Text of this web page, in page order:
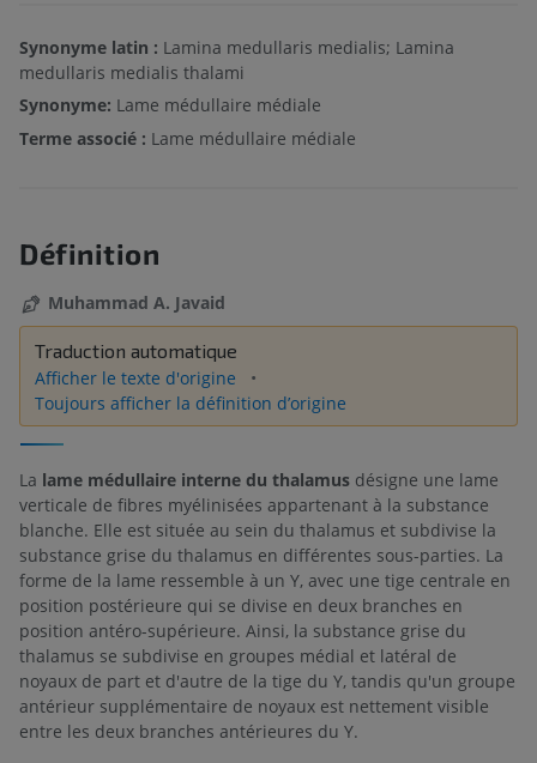
Synonyme latin : Lamina medullaris medialis; Lamina
medullaris medialis thalami
Synonyme: Lame médullaire médiale
Terme associé : Lame médullaire médiale
Définition
Muhammad A. Javaid
Traduction automatique
Afficher le texte d'origine
Toujours afficher la définition d’origine
La lame médullaire interne du thalamus désigne une lame
verticale de fibres myélinisées appartenant à la substance
blanche. Elle est située au sein du thalamus et subdivise la
substance grise du thalamus en différentes sous-parties. La
forme de la lame ressemble à un Y, avec une tige centrale en
position postérieure qui se divise en deux branches en
position antéro-supérieure. Ainsi, la substance grise du
thalamus se subdivise en groupes médial et latéral de
noyaux de part et d'autre de la tige du Y, tandis qu'un groupe
antérieur supplémentaire de noyaux est nettement visible
entre les deux branches antérieures du Y.